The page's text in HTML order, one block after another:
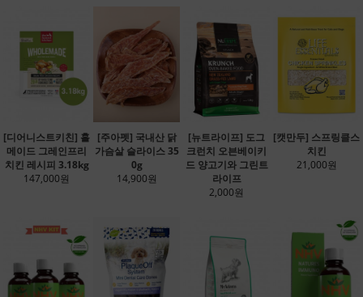
[디어니스트키친] 홀
메이드 그레인프리
치킨 레시피 3.18kg
147,000원
[주아펫] 국내산 닭
가슴살 슬라이스 35
0g
14,900원
[뉴트라이프] 도그
크런치 오븐베이키
드 양고기와 그린트
라이프
2,000원
[캣만두] 스프링클스
치킨
21,000원